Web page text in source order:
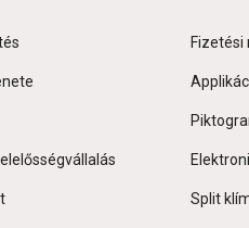
Fizetési
Split